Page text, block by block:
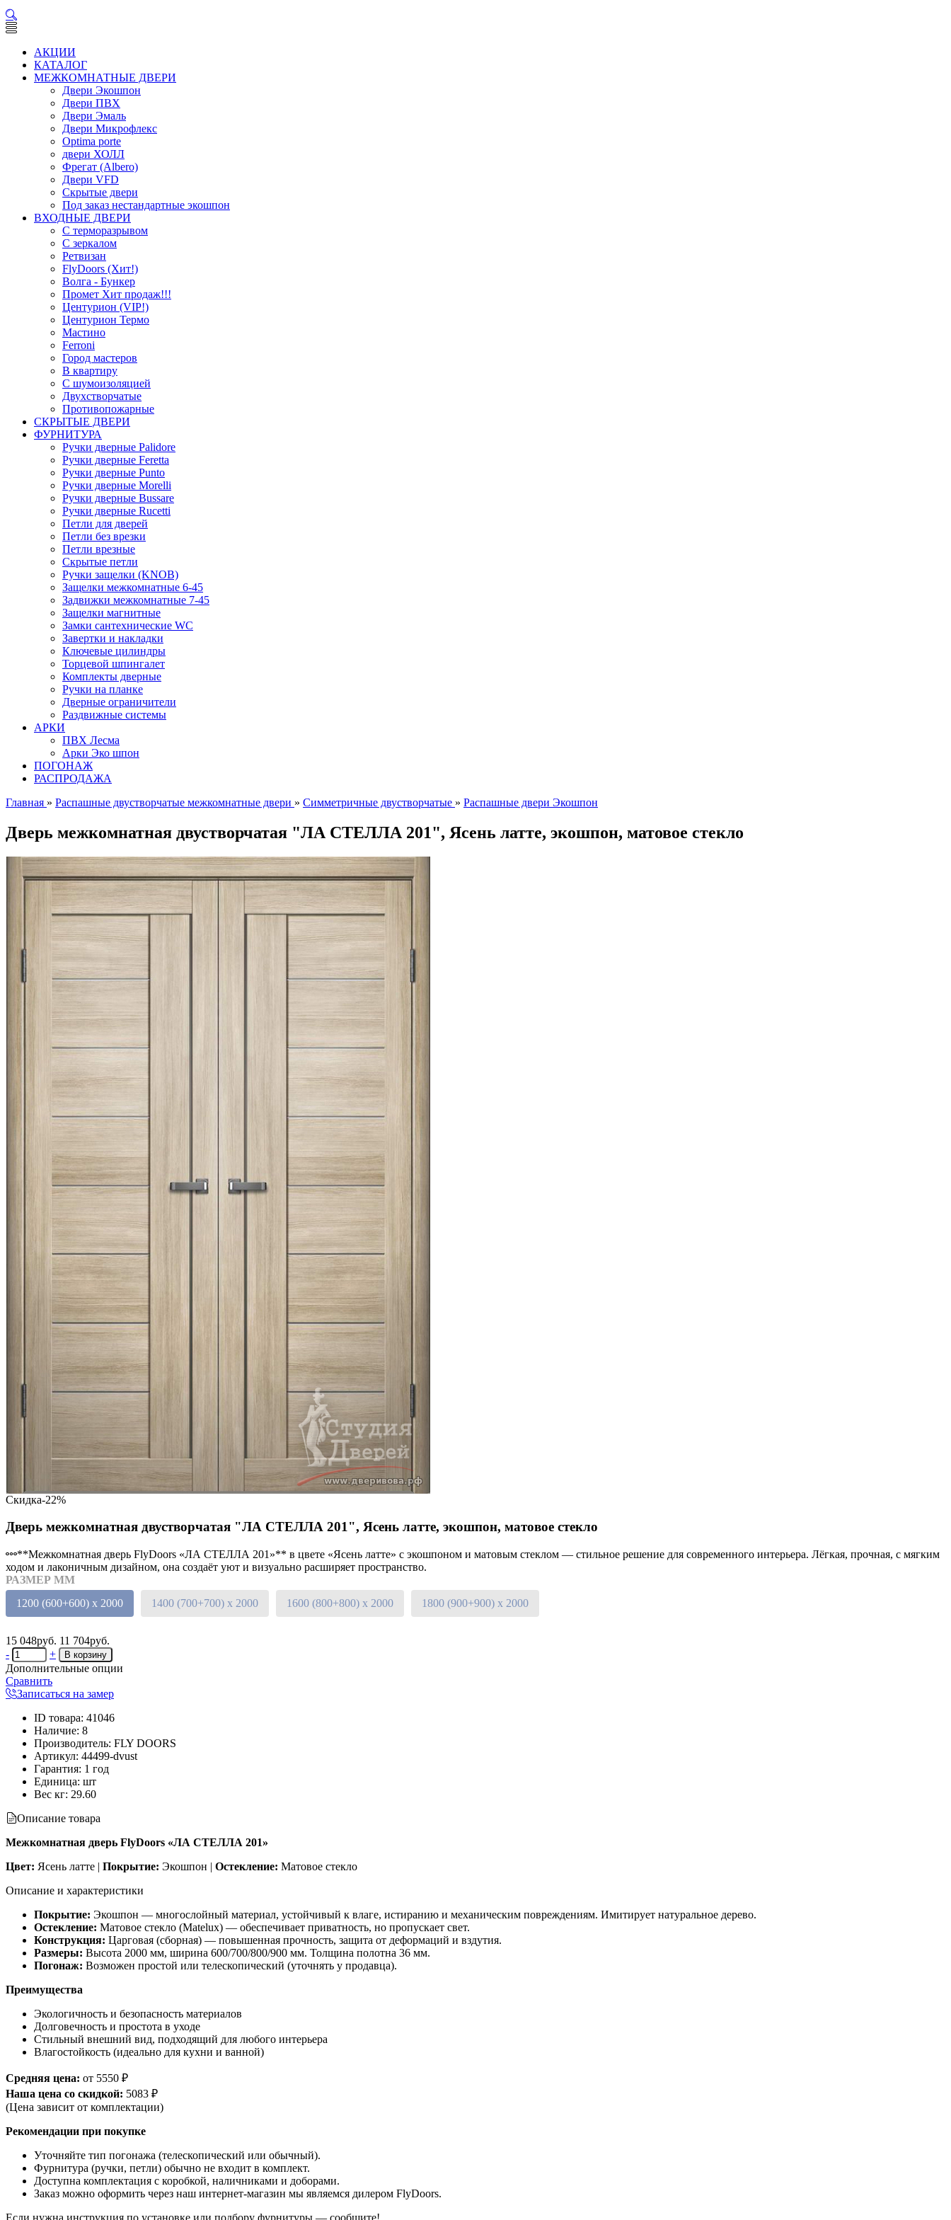
АКЦИИ
КАТАЛОГ
МЕЖКОМНАТНЫЕ ДВЕРИ
Двери Экошпон
Двери ПВХ
Двери Эмаль
Двери Микрофлекс
Optima porte
двери ХОЛЛ
Фрегат (Albero)
Двери VFD
Скрытые двери
Под заказ нестандартные экошпон
ВХОДНЫЕ ДВЕРИ
С терморазрывом
С зеркалом
Ретвизан
FlyDoors (Хит!)
Волга - Бункер
Промет Хит продаж!!!
Центурион (VIP!)
Центурион Термо
Мастино
Ferroni
Город мастеров
В квартиру
С шумоизоляцией
Двухстворчатые
Противопожарные
СКРЫТЫЕ ДВЕРИ
ФУРНИТУРА
Ручки дверные Palidore
Ручки дверные Feretta
Ручки дверные Punto
Ручки дверные Morelli
Ручки дверные Bussare
Ручки дверные Rucetti
Петли для дверей
Петли без врезки
Петли врезные
Скрытые петли
Ручки защелки (KNOB)
Защелки межкомнатные 6-45
Задвижки межкомнатные 7-45
Защелки магнитные
Замки сантехнические WC
Завертки и накладки
Ключевые цилиндры
Торцевой шпингалет
Комплекты дверные
Ручки на планке
Дверные ограничители
Раздвижные системы
АРКИ
ПВХ Лесма
Арки Эко шпон
ПОГОНАЖ
РАСПРОДАЖА
Главная » Распашные двустворчатые межкомнатные двери » Симметричные двустворчатые » Распашные двери Экошпон
Дверь межкомнатная двустворчатая "ЛА СТЕЛЛА 201", Ясень латте, экошпон, матовое стекло
Скидка-22%
Дверь межкомнатная двустворчатая "ЛА СТЕЛЛА 201", Ясень латте, экошпон, матовое стекло
**Межкомнатная дверь FlyDoors «ЛА СТЕЛЛА 201»** в цвете «Ясень латте» с экошпоном и матовым стеклом — стильное решение для современного интерьера. Лёгкая, прочная, с мягким
ходом и лаконичным дизайном, она создаёт уют и визуально расширяет пространство.
РАЗМЕР ММ
1200 (600+600) х 2000
1400 (700+700) х 2000 1600 (800+800) х 2000 1800 (900+900) х 2000
15 048руб. 11 704руб.
-
+
Дополнительные опции
Сравнить
Записаться на замер
ID товара: 41046
Наличие: 8
Производитель: FLY DOORS
Артикул: 44499-dvust
Гарантия: 1 год
Единица: шт
Вес кг: 29.60
Описание товара
Межкомнатная дверь FlyDoors «ЛА СТЕЛЛА 201»
Цвет: Ясень латте | Покрытие: Экошпон | Остекление: Матовое стекло
Описание и характеристики
Покрытие: Экошпон — многослойный материал, устойчивый к влаге, истиранию и механическим повреждениям. Имитирует натуральное дерево.
Остекление: Матовое стекло (Matelux) — обеспечивает приватность, но пропускает свет.
Конструкция: Царговая (сборная) — повышенная прочность, защита от деформаций и вздутия.
Размеры: Высота 2000 мм, ширина 600/700/800/900 мм. Толщина полотна 36 мм.
Погонаж: Возможен простой или телескопический (уточнять у продавца).
Преимущества
Экологичность и безопасность материалов
Долговечность и простота в уходе
Стильный внешний вид, подходящий для любого интерьера
Влагостойкость (идеально для кухни и ванной)
Средняя цена: от 5550 ₽
Наша цена со скидкой: 5083 ₽
(Цена зависит от комплектации)
Рекомендации при покупке
Уточняйте тип погонажа (телескопический или обычный).
Фурнитура (ручки, петли) обычно не входит в комплект.
Доступна комплектация с коробкой, наличниками и доборами.
Заказ можно оформить через наш интернет-магазин мы являемся дилером FlyDoors.
Если нужна инструкция по установке или подбору фурнитуры — сообщите!